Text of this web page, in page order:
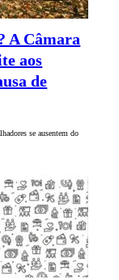
A Câmara
aos
de
se ausentem do